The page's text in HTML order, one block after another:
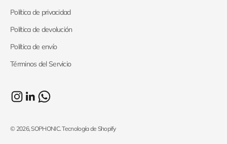
Política de privacidad
Política de devolución
Política de envío
Términos del Servicio
© 2026, SOPHONIC.Tecnología de Shopify